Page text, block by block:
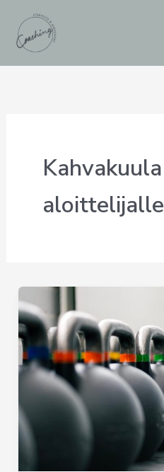
sisältöön
Kahvakuula
aloittelijalle